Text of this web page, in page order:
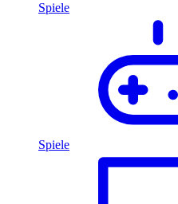
Spiele
Spiele